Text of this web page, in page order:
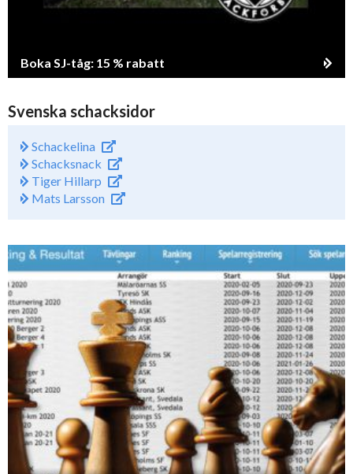
Boka SJ-tåg: 15 % rabatt
Svenska schacksidor
Schackelina
Schacksnack
Tiger Hillarp
Mats Larsson